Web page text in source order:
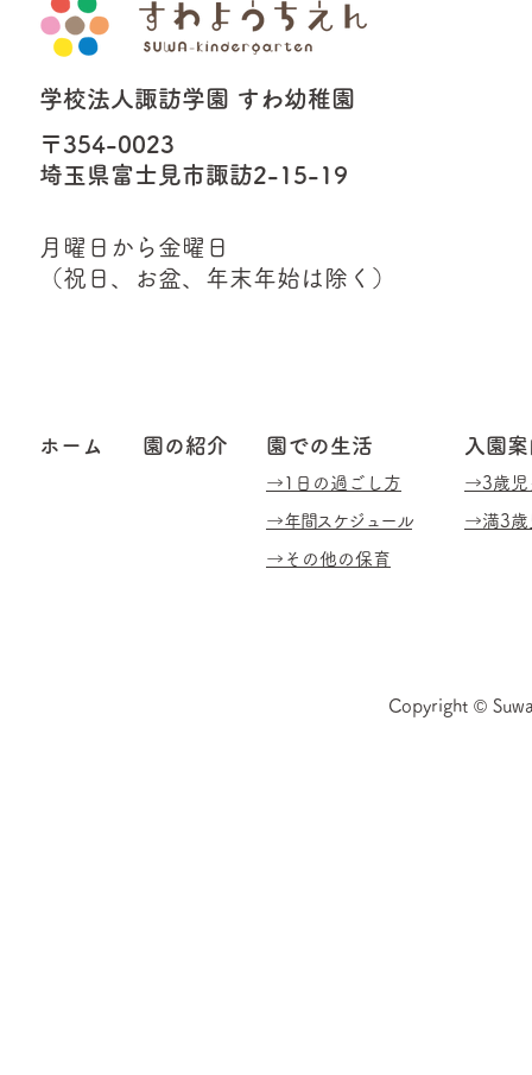
学校法人諏訪学園 すわ幼稚園
〒354-0023
埼玉県富士見市諏訪2-15-19
月曜日から金曜日
（祝日、お盆、年末年始は除く）
ホーム 園の紹介 園での生活
​→1日の過ごし方
​→年間スケジュール
​→その他の保育
入園
→3歳児
→満3歳
​Copyright ©